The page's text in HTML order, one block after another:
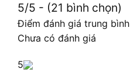
5/5 - (21 bình chọn)
Điểm đánh giá trung bình
Chưa có đánh giá
5